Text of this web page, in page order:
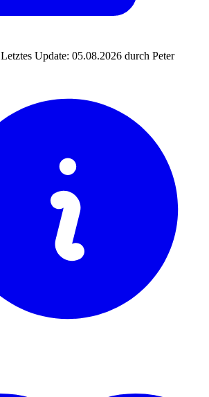
Letztes Update: 05.08.2026 durch Peter